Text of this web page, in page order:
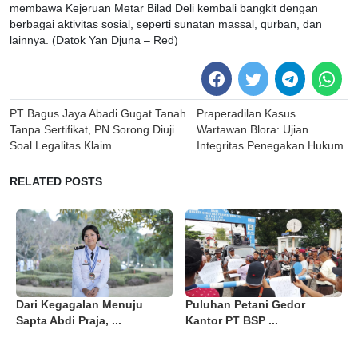
membawa Kejeruan Metar Bilad Deli kembali bangkit dengan
berbagai aktivitas sosial, seperti sunatan massal, qurban, dan
lainnya. (Datok Yan Djuna – Red)
Post
navigation
PT Bagus Jaya Abadi Gugat Tanah
Tanpa Sertifikat, PN Sorong Diuji
Soal Legalitas Klaim
Praperadilan Kasus
Wartawan Blora: Ujian
Integritas Penegakan Hukum
RELATED POSTS
Dari Kegagalan Menuju
Sapta Abdi Praja, ...
Puluhan Petani Gedor
Kantor PT BSP ...